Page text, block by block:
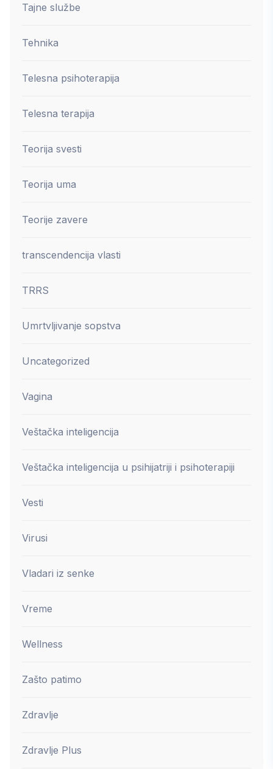
Tajne službe
Tehnika
Telesna psihoterapija
Telesna terapija
Teorija svesti
Teorija uma
Teorije zavere
transcendencija vlasti
TRRS
Umrtvljivanje sopstva
Uncategorized
Vagina
Veštačka inteligencija
Veštačka inteligencija u psihijatriji i psihoterapiji
Vesti
Virusi
Vladari iz senke
Vreme
Wellness
Zašto patimo
Zdravlje
Zdravlje Plus